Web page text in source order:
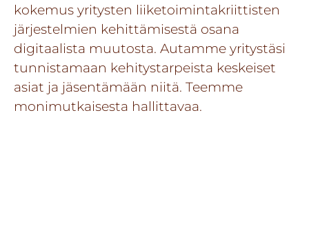
kokemus yritysten liiketoimintakriittisten
järjestelmien kehittämisestä osana
digitaalista muutosta. Autamme yritystäsi
tunnistamaan kehitystarpeista keskeiset
asiat ja jäsentämään niitä. Teemme
monimutkaisesta hallittavaa.